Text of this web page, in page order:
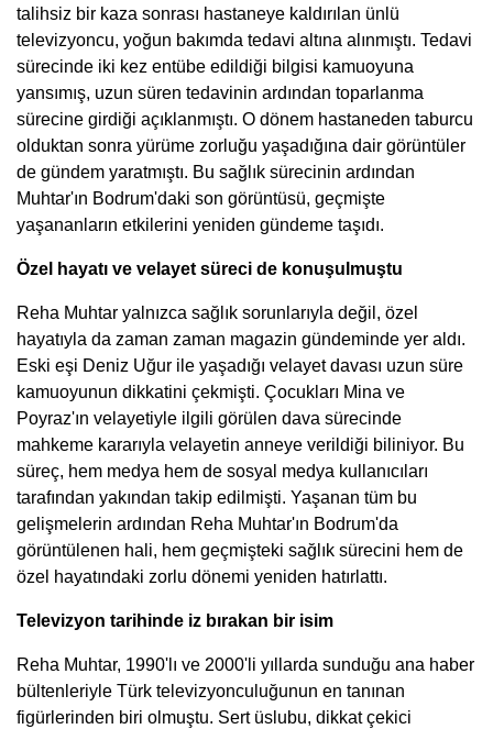
talihsiz bir kaza sonrası hastaneye kaldırılan ünlü
televizyoncu, yoğun bakımda tedavi altına alınmıştı. Tedavi
sürecinde iki kez entübe edildiği bilgisi kamuoyuna
yansımış, uzun süren tedavinin ardından toparlanma
sürecine girdiği açıklanmıştı. O dönem hastaneden taburcu
olduktan sonra yürüme zorluğu yaşadığına dair görüntüler
de gündem yaratmıştı. Bu sağlık sürecinin ardından
Muhtar'ın Bodrum'daki son görüntüsü, geçmişte
yaşananların etkilerini yeniden gündeme taşıdı.
Özel hayatı ve velayet süreci de konuşulmuştu
Reha Muhtar yalnızca sağlık sorunlarıyla değil, özel
hayatıyla da zaman zaman magazin gündeminde yer aldı.
Eski eşi Deniz Uğur ile yaşadığı velayet davası uzun süre
kamuoyunun dikkatini çekmişti. Çocukları Mina ve
Poyraz'ın velayetiyle ilgili görülen dava sürecinde
mahkeme kararıyla velayetin anneye verildiği biliniyor. Bu
süreç, hem medya hem de sosyal medya kullanıcıları
tarafından yakından takip edilmişti. Yaşanan tüm bu
gelişmelerin ardından Reha Muhtar'ın Bodrum'da
görüntülenen hali, hem geçmişteki sağlık sürecini hem de
özel hayatındaki zorlu dönemi yeniden hatırlattı.
Televizyon tarihinde iz bırakan bir isim
Reha Muhtar, 1990'lı ve 2000'li yıllarda sunduğu ana haber
bültenleriyle Türk televizyonculuğunun en tanınan
figürlerinden biri olmuştu. Sert üslubu, dikkat çekici